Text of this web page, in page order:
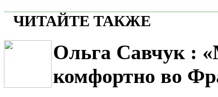
ЧИТАЙТЕ ТАКЖЕ
Ольга Савчук :
комфортно во